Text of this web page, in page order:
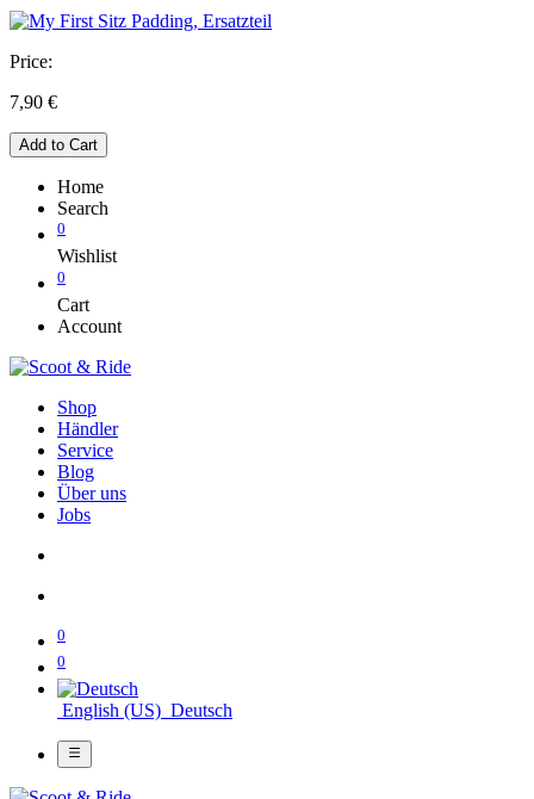
Price:
7,90 €
Add to Cart
Home
Search
0
Wishlist
0
Cart
Account
Shop
Händler
Service
Blog
Über uns
Jobs
0
0
English (US) Deutsch